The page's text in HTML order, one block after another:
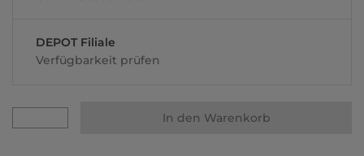
DEPOT Filiale
Verfügbarkeit prüfen
In den Warenkorb